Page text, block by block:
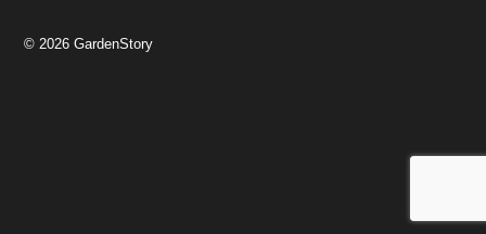
© 2026 GardenStory